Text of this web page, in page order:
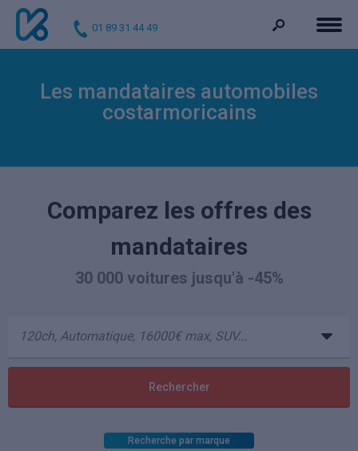
01 89 31 44 49
Les mandataires automobiles
costarmoricains
Comparez les offres des
mandataires
30 000 voitures jusqu'à -45%
Recherche par marque